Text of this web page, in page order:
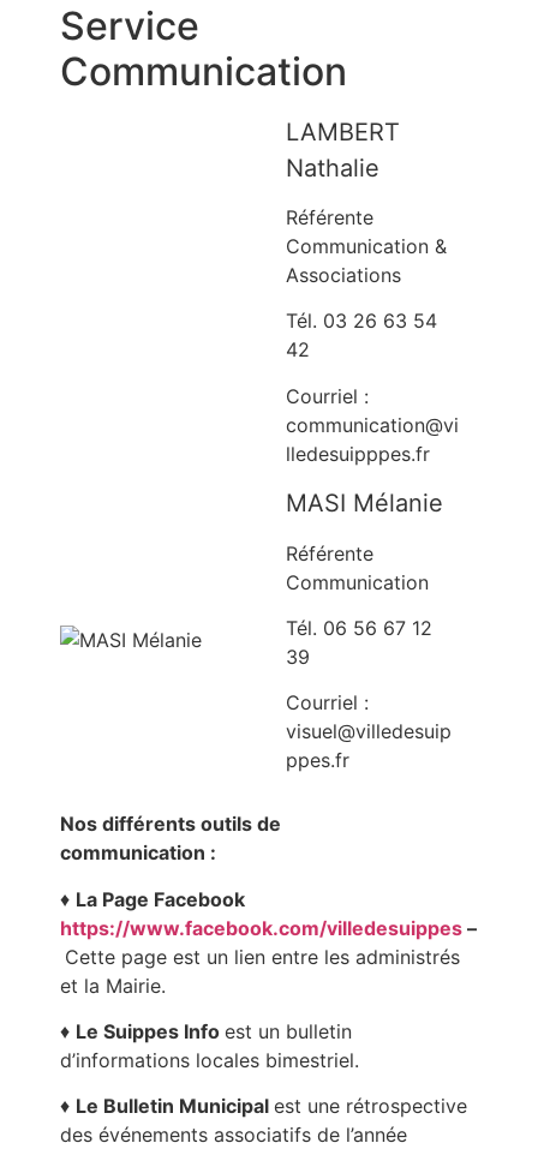
Service
Communication
LAMBERT
Nathalie
Référente
Communication &
Associations
Tél. 03 26 63 54
42
Courriel :
communication@vi
lledesuipppes.fr
MASI Mélanie
Référente
Communication
Tél. 06 56 67 12
39
Courriel :
visuel@villedesuip
ppes.fr
Nos différents outils de
communication :
♦ La Page Facebook
https://www.facebook.com/villedesuippes –
Cette page est un lien entre les administrés
et la Mairie.
♦ Le Suippes Info est un bulletin
d’informations locales bimestriel.
♦ Le Bulletin Municipal est une rétrospective
des événements associatifs de l’année